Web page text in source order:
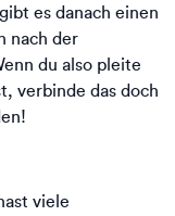
es danach einen
nach der
du also pleite
verbinde das doch
viele